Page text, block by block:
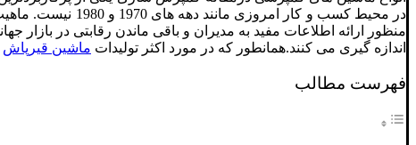
اندازه گیری می کنند.همانطور که در مورد اکثر تولیدات ماشین قیرپاش
فهرست مطالب